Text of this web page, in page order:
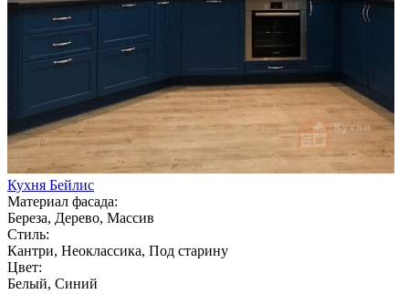
Кухня Бейлис
Материал фасада:
Береза, Дерево, Массив
Стиль:
Кантри, Неоклассика, Под старину
Цвет:
Белый, Синий